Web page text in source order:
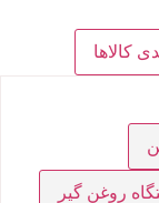
روغن گیر